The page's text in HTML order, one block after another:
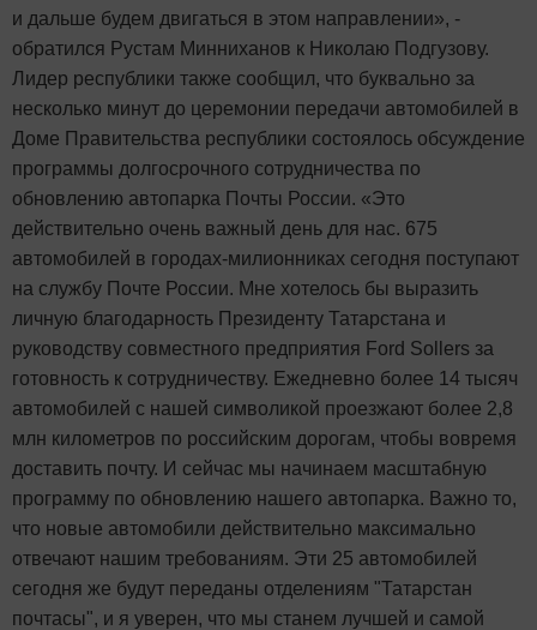
и дальше будем двигаться в этом направлении», -
обратился Рустам Минниханов к Николаю Подгузову.
Лидер республики также сообщил, что буквально за
несколько минут до церемонии передачи автомобилей в
Доме Правительства республики состоялось обсуждение
программы долгосрочного сотрудничества по
обновлению автопарка Почты России. «Это
действительно очень важный день для нас. 675
автомобилей в городах-милионниках сегодня поступают
на службу Почте России. Мне хотелось бы выразить
личную благодарность Президенту Татарстана и
руководству совместного предприятия Ford Sollers за
готовность к сотрудничеству. Ежедневно более 14 тысяч
автомобилей с нашей символикой проезжают более 2,8
млн километров по российским дорогам, чтобы вовремя
доставить почту. И сейчас мы начинаем масштабную
программу по обновлению нашего автопарка. Важно то,
что новые автомобили действительно максимально
отвечают нашим требованиям. Эти 25 автомобилей
сегодня же будут переданы отделениям "Татарстан
почтасы", и я уверен, что мы станем лучшей и самой